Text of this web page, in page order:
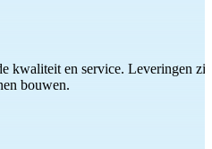
kwaliteit en service. Leveringen
bouwen.